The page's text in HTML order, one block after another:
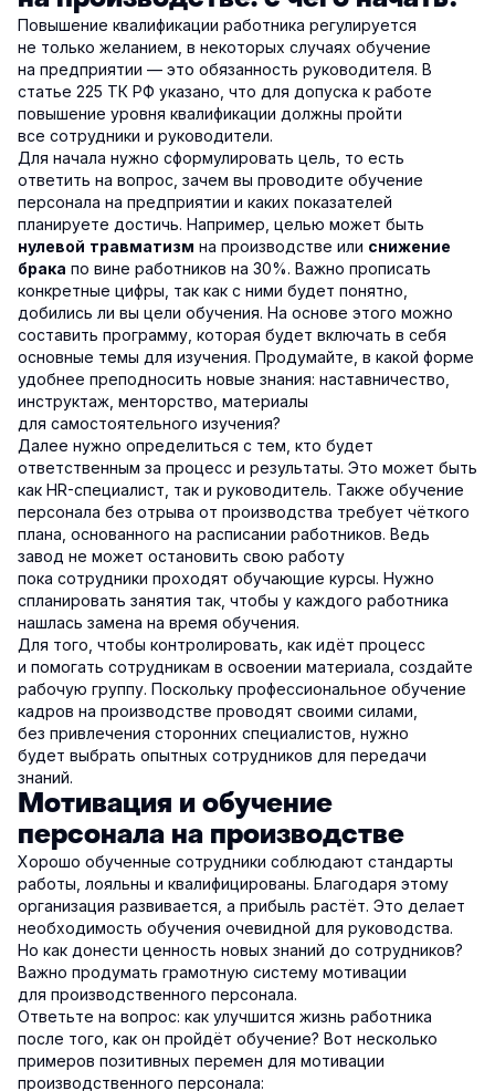
Повышение квалификации работника регулируется
не только желанием, в некоторых случаях обучение
на предприятии — это обязанность руководителя. В
статье 225 ТК РФ указано, что для допуска к работе
повышение уровня квалификации должны пройти
все сотрудники и руководители.
Для начала нужно сформулировать цель, то есть
ответить на вопрос, зачем вы проводите обучение
персонала на предприятии и каких показателей
планируете достичь. Например, целью может быть
нулевой травматизм на производстве или снижение
брака по вине работников на 30%. Важно прописать
конкретные цифры, так как с ними будет понятно,
добились ли вы цели обучения. На основе этого можно
составить программу, которая будет включать в себя
основные темы для изучения. Продумайте, в какой форме
удобнее преподносить новые знания: наставничество,
инструктаж, менторство, материалы
для самостоятельного изучения?
Далее нужно определиться с тем, кто будет
ответственным за процесс и результаты. Это может быть
как HR-специалист, так и руководитель. Также обучение
персонала без отрыва от производства требует чёткого
плана, основанного на расписании работников. Ведь
завод не может остановить свою работу
пока сотрудники проходят обучающие курсы. Нужно
спланировать занятия так, чтобы у каждого работника
нашлась замена на время обучения.
Для того, чтобы контролировать, как идёт процесс
и помогать сотрудникам в освоении материала, создайте
рабочую группу. Поскольку профессиональное обучение
кадров на производстве проводят своими силами,
без привлечения сторонних специалистов, нужно
будет выбрать опытных сотрудников для передачи
знаний.
Мотивация и обучение
персонала на производстве
Хорошо обученные сотрудники соблюдают стандарты
работы, лояльны и квалифицированы. Благодаря этому
организация развивается, а прибыль растёт. Это делает
необходимость обучения очевидной для руководства.
Но как донести ценность новых знаний до сотрудников?
Важно продумать грамотную систему мотивации
для производственного персонала.
Ответьте на вопрос: как улучшится жизнь работника
после того, как он пройдёт обучение? Вот несколько
примеров позитивных перемен для мотивации
производственного персонала: